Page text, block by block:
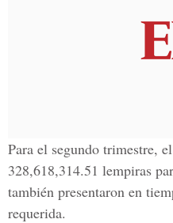
Para el segundo trimestre,
328,618,314.51 lempiras
también presentaron en
requerida.